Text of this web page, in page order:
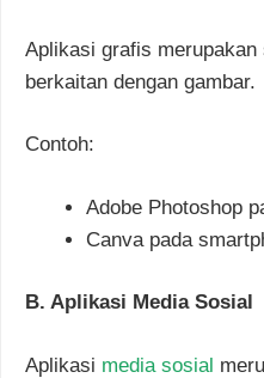
Aplikasi grafis
berkaitan dengan gambar.
Contoh:
Adobe Photoshop
Canva pada
B. Aplikasi Media Sosial
Aplikasi media sosial